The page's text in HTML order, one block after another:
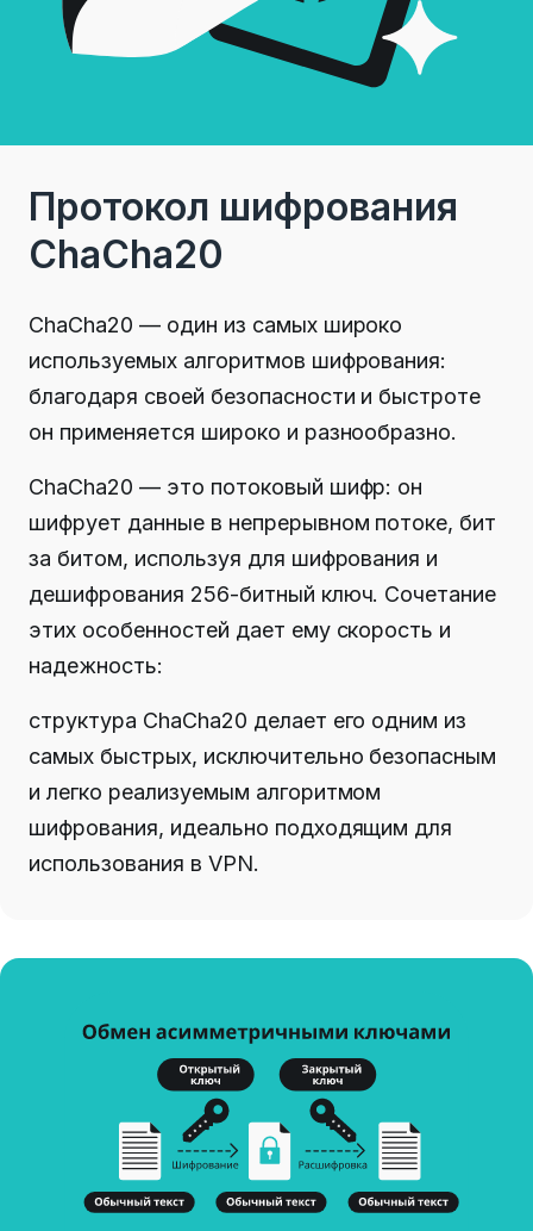
Протокол шифрования
ChaCha20
ChaCha20 — один из самых широко
используемых алгоритмов шифрования:
благодаря своей безопасности и быстроте
он применяется широко и разнообразно.
ChaCha20 — это потоковый шифр: он
шифрует данные в непрерывном потоке, бит
за битом, используя для шифрования и
дешифрования 256-битный ключ. Сочетание
этих особенностей дает ему скорость и
надежность:
структура ChaCha20 делает его одним из
самых быстрых, исключительно безопасным
и легко реализуемым алгоритмом
шифрования, идеально подходящим для
использования в VPN.